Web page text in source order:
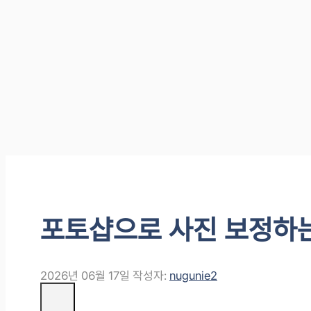
포토샵으로 사진 보정하
2026년 06월 17일 작성자: nugunie2